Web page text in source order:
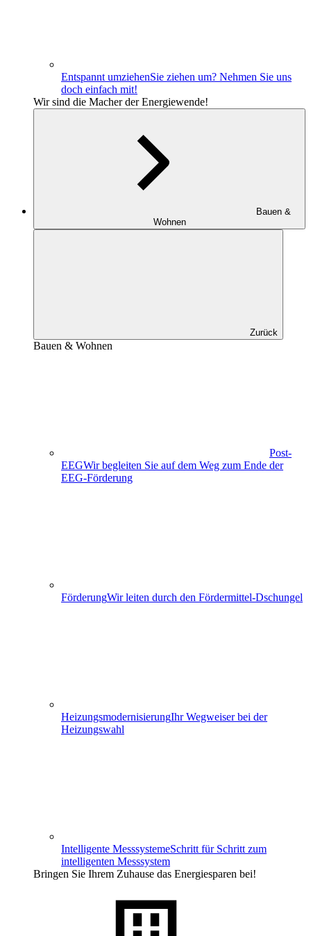
Entspannt umziehenSie ziehen um? Nehmen Sie uns
doch einfach mit!
Wir sind die Macher der Energiewende!
Bauen &
Wohnen
Zurück
Bauen & Wohnen
Post-
EEGWir begleiten Sie auf dem Weg zum Ende der
EEG-Förderung
FörderungWir leiten durch den Fördermittel-Dschungel
Heizungs­modernisierungIhr Wegweiser bei der
Heizungswahl
Intelligente MesssystemeSchritt für Schritt zum
intelligenten Messsystem
Bringen Sie Ihrem Zuhause das Energiesparen bei!